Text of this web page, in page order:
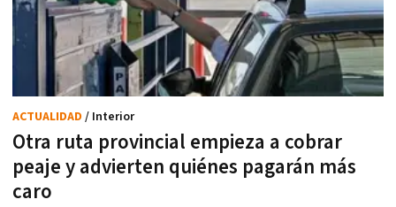
Otra ruta provincial empieza a cobrar
peaje y advierten quiénes pagarán más
caro
ACTUALIDAD / Interior